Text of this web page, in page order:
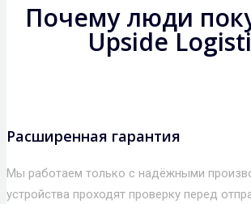
Почему люди
Upside
Расширенная гарантия
Мы работаем только с надёжными
устройства проходят проверку перед